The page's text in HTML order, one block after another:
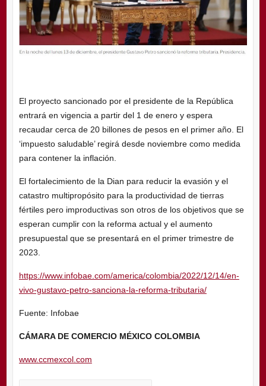
El proyecto sancionado por el presidente de la República
entrará en vigencia a partir del 1 de enero y espera
recaudar cerca de 20 billones de pesos en el primer año. El
‘impuesto saludable’ regirá desde noviembre como medida
para contener la inflación.
El fortalecimiento de la Dian para reducir la evasión y el
catastro multipropósito para la productividad de tierras
fértiles pero improductivas son otros de los objetivos que se
esperan cumplir con la reforma actual y el aumento
presupuestal que se presentará en el primer trimestre de
2023.
https://www.infobae.com/america/colombia/2022/12/14/en-
vivo-gustavo-petro-sanciona-la-reforma-tributaria/
Fuente: Infobae
CÁMARA DE COMERCIO MÉXICO COLOMBIA
www.ccmexcol.com